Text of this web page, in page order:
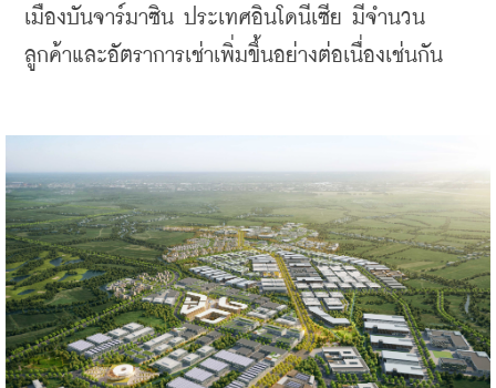
เมืองบันจาร์มาซิน ประเทศอินโดนีเซีย มีจำนวน
ลูกค้าและอัตราการเช่าเพิ่มขึ้นอย่างต่อเนื่องเช่นกัน